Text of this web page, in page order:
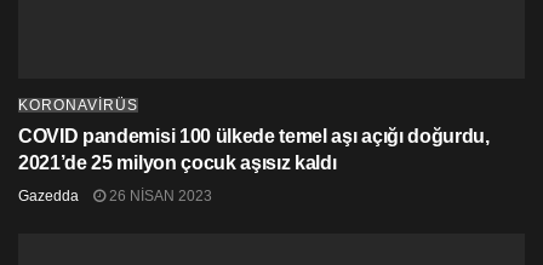
KORONAVİRÜS
COVID pandemisi 100 ülkede temel aşı açığı doğurdu,
2021’de 25 milyon çocuk aşısız kaldı
Gazedda 26 NISAN 2023